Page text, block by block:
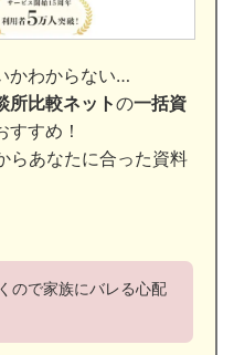
かわからない…
所比較ネットの一括資
すすめ！
らあなたに合った資料
ので家族にバレる心配